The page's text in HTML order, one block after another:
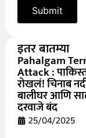
इतर बातम्या
Pahalgam
Attack :
रोखलं! चिनाब
बालीघर आणि
दरवाजे बंद
25/04/2025